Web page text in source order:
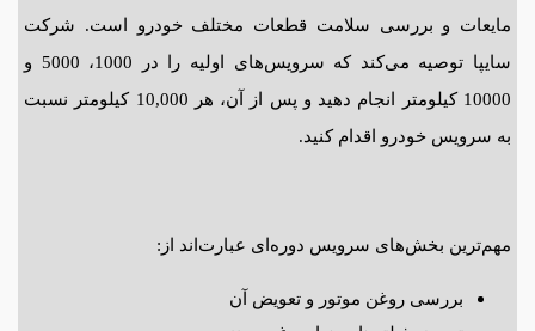
مایعات و بررسی سلامت قطعات مختلف خودرو است. شرکت
سایپا توصیه می‌کند که سرویس‌های اولیه را در 1000، 5000 و
10000 کیلومتر انجام دهید و پس از آن، هر 10,000 کیلومتر نسبت
به سرویس خودرو اقدام کنید.
مهم‌ترین بخش‌های سرویس دوره‌ای عبارت‌اند از:
بررسی روغن موتور و تعویض آن